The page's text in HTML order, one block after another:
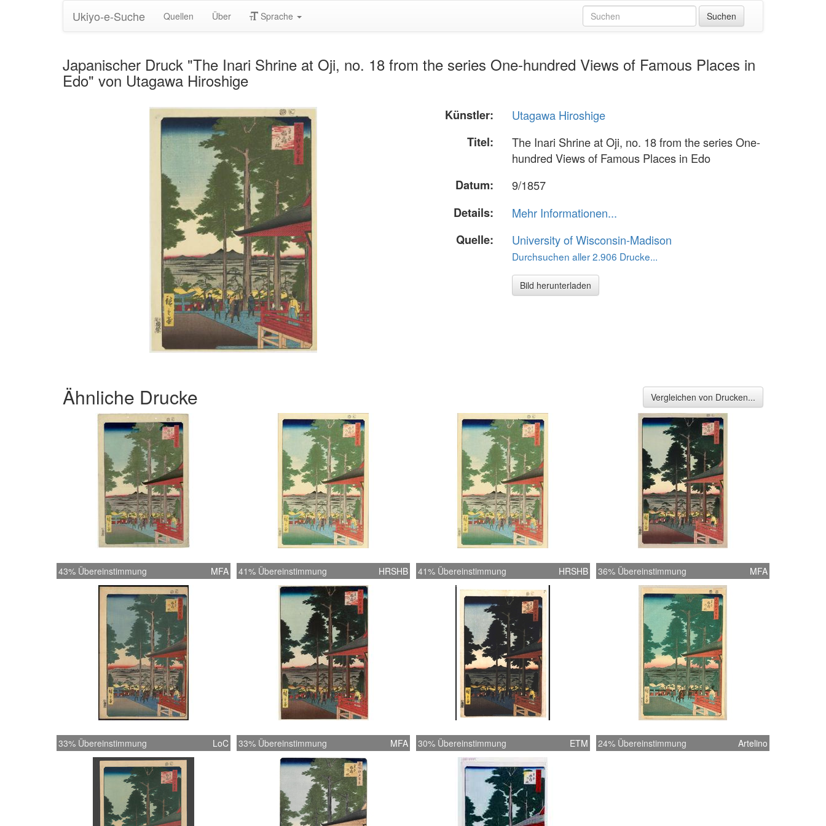
Ukiyo-e-Suche Quellen Über Sprache
Japanischer Druck "The Inari Shrine at Oji, no. 18 from the series One-hundred Views of Famous Places in
Edo" von Utagawa Hiroshige
Künstler:
Utagawa Hiroshige
Titel:
The Inari Shrine at Oji, no. 18 from the series One-
hundred Views of Famous Places in Edo
Datum:
9/1857
Details:
Mehr Informationen...
Quelle:
University of Wisconsin-Madison
Durchsuchen aller 2.906 Drucke...
Bild herunterladen
Ähnliche Drucke Vergleichen von Drucken...
43% Übereinstimmung MFA 41% Übereinstimmung HRSHB 41% Übereinstimmung HRSHB 36% Übereinstimmung MFA
33% Übereinstimmung LoC 33% Übereinstimmung MFA 30% Übereinstimmung ETM 24% Übereinstimmung Artelino